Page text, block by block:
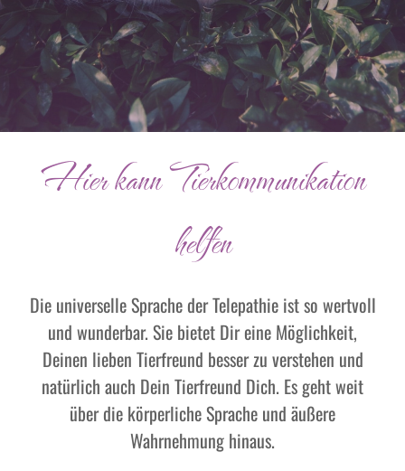
Hier kann Tierkommunikation
helfen
Die universelle Sprache der Telepathie ist so wertvoll
und wunderbar. Sie bietet Dir eine Möglichkeit,
Deinen lieben Tierfreund besser zu verstehen und
natürlich auch Dein Tierfreund Dich. Es geht weit
über die körperliche Sprache und äußere
Wahrnehmung hinaus.